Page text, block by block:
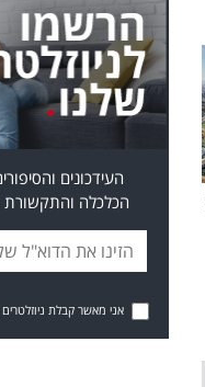
העידכונים
הכלכלה והתקשורת
אני מאשר קבלת ניוזלטרים